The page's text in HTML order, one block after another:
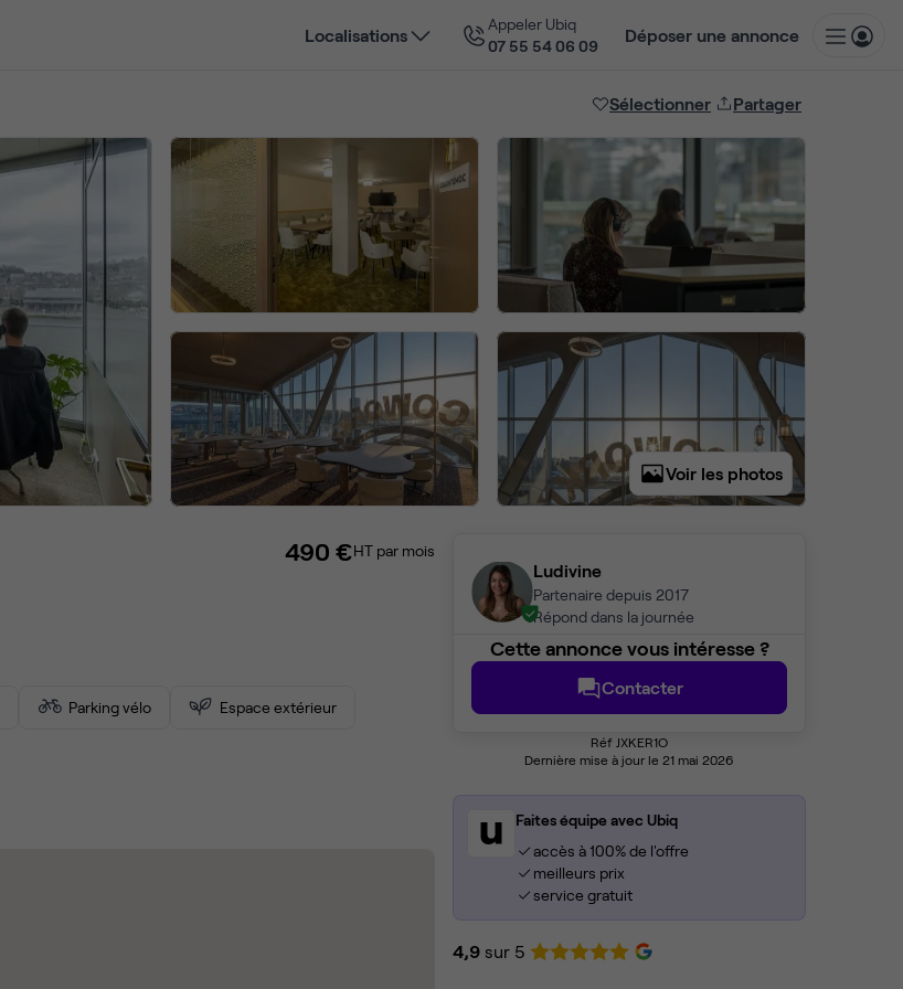
Localisations
Appeler Ubiq
07 55 54 06 09
Déposer une annonce
Sélectionner Partager
Voir les photos
Ludivine
Partenaire depuis 2017
Répond dans la journée
Cette annonce vous intéresse ?
Contacter
Réf JXKER1O
Dernière mise à jour le 21 mai 2026
Faites équipe avec Ubiq
accès à 100% de l'offre
meilleurs prix
service gratuit
4,9 sur 5
490 €HT par mois
Parking vélo
Espace extérieur